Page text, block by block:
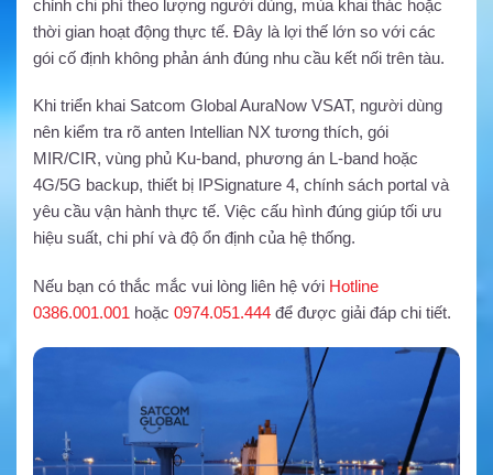
chỉnh chi phí theo lượng người dùng, mùa khai thác hoặc
thời gian hoạt động thực tế. Đây là lợi thế lớn so với các
gói cố định không phản ánh đúng nhu cầu kết nối trên tàu.
Khi triển khai Satcom Global AuraNow VSAT, người dùng
nên kiểm tra rõ anten Intellian NX tương thích, gói
MIR/CIR, vùng phủ Ku-band, phương án L-band hoặc
4G/5G backup, thiết bị IPSignature 4, chính sách portal và
yêu cầu vận hành thực tế. Việc cấu hình đúng giúp tối ưu
hiệu suất, chi phí và độ ổn định của hệ thống.
Nếu bạn có thắc mắc vui lòng liên hệ với Hotline
0386.001.001 hoặc 0974.051.444 để được giải đáp chi tiết.